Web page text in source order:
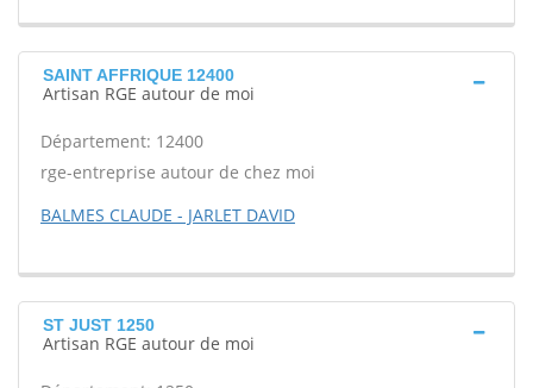
SAINT AFFRIQUE 12400
Artisan RGE autour de moi
Département: 12400
rge-entreprise autour de chez moi
BALMES CLAUDE - JARLET DAVID
ST JUST 1250
Artisan RGE autour de moi